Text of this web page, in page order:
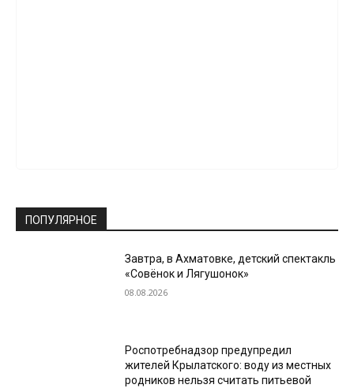
ПОПУЛЯРНОЕ
Завтра, в Ахматовке, детский спектакль
«Совёнок и Лягушонок»
08.08.2026
Роспотребнадзор предупредил
жителей Крылатского: воду из местных
родников нельзя считать питьевой